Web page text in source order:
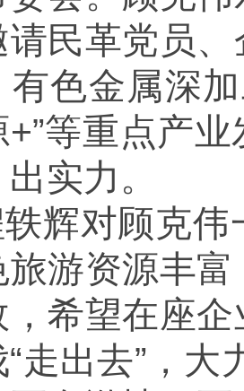
请民革党员
有色金属深
+”等重点产
实力。
辉对顾克
旅游资源丰
，希望在座
走出去”，大